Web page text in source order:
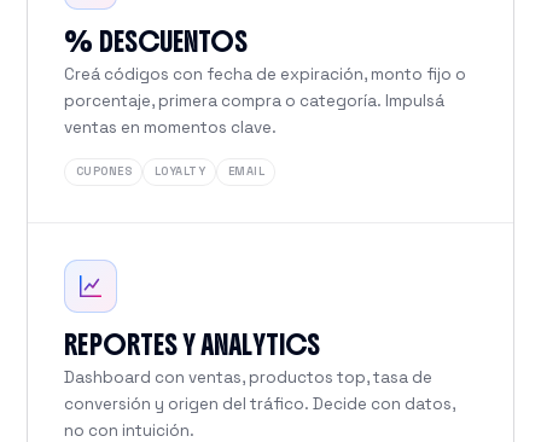
% DESCUENTOS
Creá códigos con fecha de expiración, monto fijo o
porcentaje, primera compra o categoría. Impulsá
ventas en momentos clave.
CUPONES LOYALTY EMAIL
REPORTES Y ANALYTICS
Dashboard con ventas, productos top, tasa de
conversión y origen del tráfico. Decide con datos,
no con intuición.